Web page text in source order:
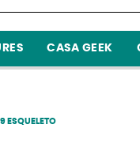
CASA GEEK
ESQUELETO